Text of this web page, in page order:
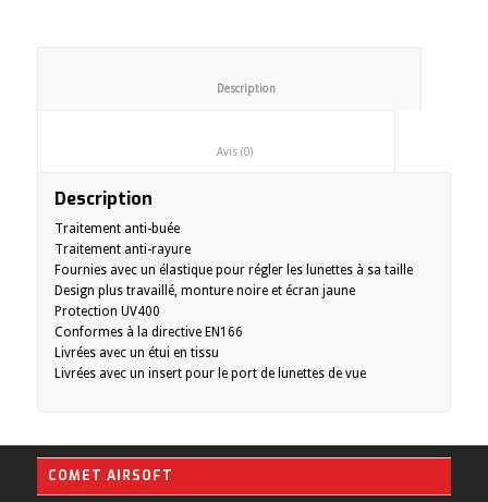
						Description
						Avis (0)
Description
Traitement anti-buée
Traitement anti-rayure
Fournies avec un élastique pour régler les lunettes à sa taille
Design plus travaillé, monture noire et écran jaune
Protection UV400
Conformes à la directive EN166
Livrées avec un étui en tissu
Livrées avec un insert pour le port de lunettes de vue
COMET AIRSOFT